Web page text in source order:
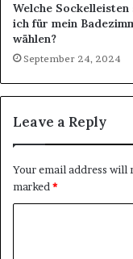
Welche
ich für mein
wählen?
September 24, 2024
Leave a Reply
Your email address will
marked *